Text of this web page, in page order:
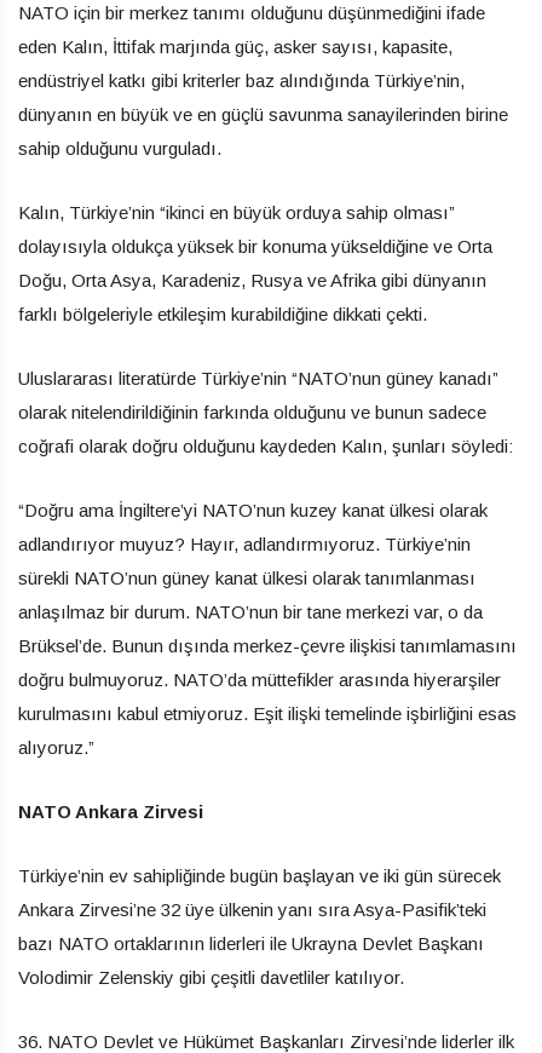
NATO için bir merkez tanımı olduğunu düşünmediğini ifade
eden Kalın, İttifak marjında güç, asker sayısı, kapasite,
endüstriyel katkı gibi kriterler baz alındığında Türkiye’nin,
dünyanın en büyük ve en güçlü savunma sanayilerinden birine
sahip olduğunu vurguladı.
Kalın, Türkiye’nin “ikinci en büyük orduya sahip olması”
dolayısıyla oldukça yüksek bir konuma yükseldiğine ve Orta
Doğu, Orta Asya, Karadeniz, Rusya ve Afrika gibi dünyanın
farklı bölgeleriyle etkileşim kurabildiğine dikkati çekti.
Uluslararası literatürde Türkiye’nin “NATO’nun güney kanadı”
olarak nitelendirildiğinin farkında olduğunu ve bunun sadece
coğrafi olarak doğru olduğunu kaydeden Kalın, şunları söyledi:
“Doğru ama İngiltere’yi NATO’nun kuzey kanat ülkesi olarak
adlandırıyor muyuz? Hayır, adlandırmıyoruz. Türkiye’nin
sürekli NATO’nun güney kanat ülkesi olarak tanımlanması
anlaşılmaz bir durum. NATO’nun bir tane merkezi var, o da
Brüksel’de. Bunun dışında merkez-çevre ilişkisi tanımlamasını
doğru bulmuyoruz. NATO’da müttefikler arasında hiyerarşiler
kurulmasını kabul etmiyoruz. Eşit ilişki temelinde işbirliğini esas
alıyoruz.”
NATO Ankara Zirvesi
Türkiye’nin ev sahipliğinde bugün başlayan ve iki gün sürecek
Ankara Zirvesi’ne 32 üye ülkenin yanı sıra Asya-Pasifik’teki
bazı NATO ortaklarının liderleri ile Ukrayna Devlet Başkanı
Volodimir Zelenskiy gibi çeşitli davetliler katılıyor.
36. NATO Devlet ve Hükümet Başkanları Zirvesi’nde liderler ilk